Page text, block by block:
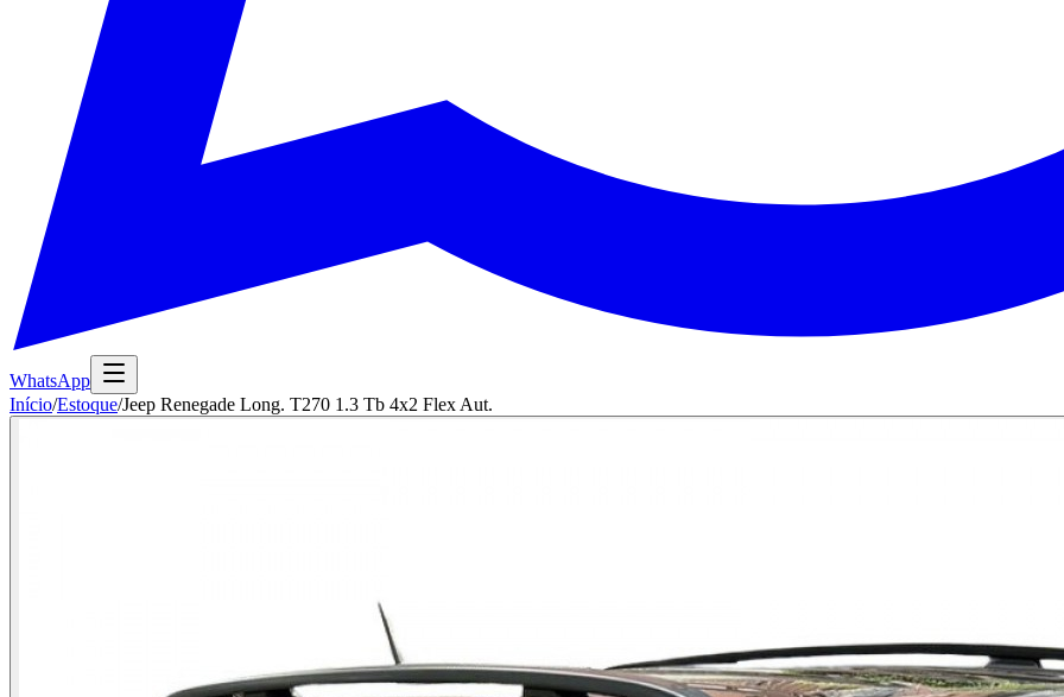
WhatsApp
Início/Estoque/Jeep Renegade Long. T270 1.3 Tb 4x2 Flex Aut.